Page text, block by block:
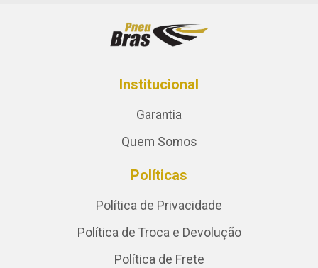
Institucional
Garantia
Quem Somos
Políticas
Política de Privacidade
Política de Troca e Devolução
Política de Frete